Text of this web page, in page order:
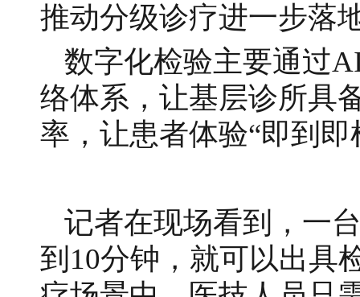
推动分级诊疗进一步落
数字化检验主要通过
络体系，让基层诊所具
率，让患者体验“即到
记者在现场看到，一
到10分钟，就可以出具